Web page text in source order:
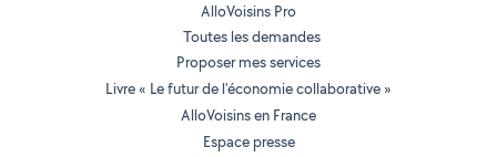
AlloVoisins Pro
Toutes les demandes
Proposer mes services
Livre « Le futur de l'économie collaborative »
AlloVoisins en France
Espace presse